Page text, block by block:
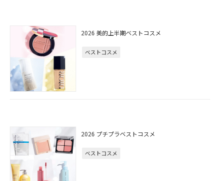
2026 美的上半期ベストコスメ
ベストコスメ
2026 プチプラベストコスメ
ベストコスメ